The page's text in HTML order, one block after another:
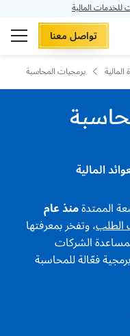
المالية
تواصل معنا
المالية برمجيات المحاسبة
المالية
الممتدةمنذ عام
الطلب، وتفخر بمعرفتها
الشركات
فعّالة للمحاسبة